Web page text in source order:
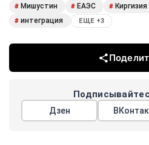
# Мишустин # ЕАЭС # Киргизия
# интеграция ЕЩЕ +3
Дзен